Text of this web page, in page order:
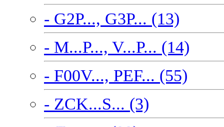
- G2P..., G3P... (13)
- M...P..., V...P... (14)
- F00V..., PEF... (55)
- ZCK...S... (3)